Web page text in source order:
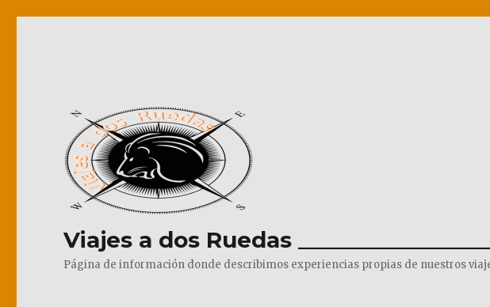
Viajes a dos Ruedas
Página de información donde describimos experiencias propias de nuestros